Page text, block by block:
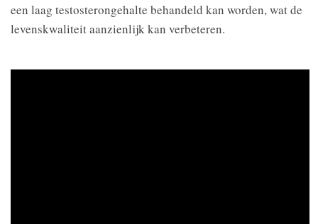
een laag testosterongehalte behandeld kan worden, wat de
levenskwaliteit aanzienlijk kan verbeteren.